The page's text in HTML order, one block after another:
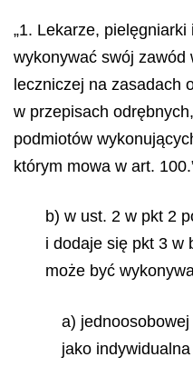
„1. Lekarze,
wykonywać swój zawód
leczniczej na zasadach
w przepisach
podmiotów
którym mowa w art.
b) w ust. 2 w pkt 2
i dodaje się pkt 3 w
może być
a) jednoosobowej
jako